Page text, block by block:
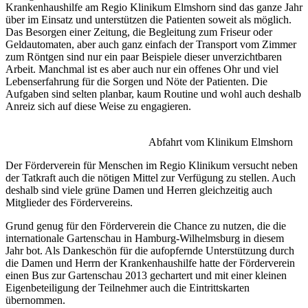
Krankenhaushilfe am Regio Klinikum Elmshorn sind das ganze Jahr
über im Einsatz und unterstützen die Patienten soweit als möglich.
Das Besorgen einer Zeitung, die Begleitung zum Friseur oder
Geldautomaten, aber auch ganz einfach der Transport vom Zimmer
zum Röntgen sind nur ein paar Beispiele dieser unverzichtbaren
Arbeit. Manchmal ist es aber auch nur ein offenes Ohr und viel
Lebenserfahrung für die Sorgen und Nöte der Patienten. Die
Aufgaben sind selten planbar, kaum Routine und wohl auch deshalb
Anreiz sich auf diese Weise zu engagieren.
Abfahrt vom Klinikum Elmshorn
Der Förderverein für Menschen im Regio Klinikum versucht neben
der Tatkraft auch die nötigen Mittel zur Verfügung zu stellen. Auch
deshalb sind viele grüne Damen und Herren gleichzeitig auch
Mitglieder des Fördervereins.
Grund genug für den Förderverein die Chance zu nutzen, die die
internationale Gartenschau in Hamburg-Wilhelmsburg in diesem
Jahr bot. Als Dankeschön für die aufopfernde Unterstützung durch
die Damen und Herrn der Krankenhaushilfe hatte der Förderverein
einen Bus zur Gartenschau 2013 gechartert und mit einer kleinen
Eigenbeteiligung der Teilnehmer auch die Eintrittskarten
übernommen.